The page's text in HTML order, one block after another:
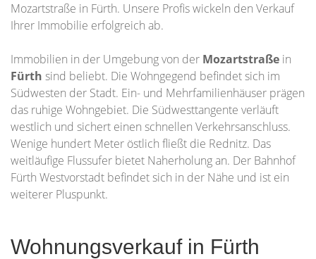
Mozartstraße in Fürth. Unsere Profis wickeln den Verkauf
Ihrer Immobilie erfolgreich ab.
Immobilien in der Umgebung von der Mozartstraße in
Fürth sind beliebt. Die Wohngegend befindet sich im
Südwesten der Stadt. Ein- und Mehrfamilienhäuser prägen
das ruhige Wohngebiet. Die Südwesttangente verläuft
westlich und sichert einen schnellen Verkehrsanschluss.
Wenige hundert Meter östlich fließt die Rednitz. Das
weitläufige Flussufer bietet Naherholung an. Der Bahnhof
Fürth Westvorstadt befindet sich in der Nähe und ist ein
weiterer Pluspunkt.
Wohnungsverkauf in Fürth